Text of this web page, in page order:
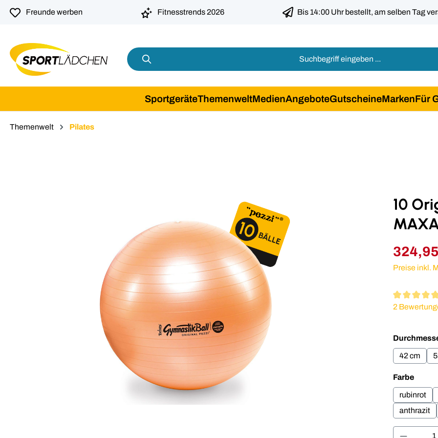
Zur Hauptnavigation springen
Freunde werben Fitnesstrends 2026 Bis 14:00 Uhr bestellt, am selben Tag
SportgeräteThemenweltMedienAngeboteGutscheineMarkenFür
Themenwelt Pilates
10
Preise inkl.
2
42 cm
Farbe
rubinrot
anthrazit